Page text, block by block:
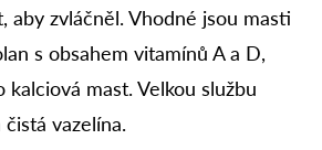
aby zvláčněl. Vhodné jsou masti
s obsahem vitamínů A a D,
kalciová mast. Velkou službu
vazelína.